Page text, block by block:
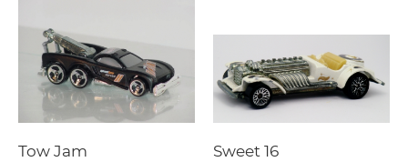
Tow Jam Sweet 16